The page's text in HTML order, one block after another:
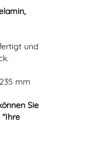
und
mm
Sie
"Ihre